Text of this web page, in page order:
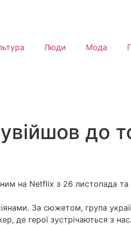
Люди Мода
до
на Netflix з 26 листопада та
За сюжетом, група
де герої зустрічаються з